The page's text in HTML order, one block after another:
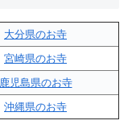
大分県のお寺
宮崎県のお寺
鹿児島県のお寺
沖縄県のお寺